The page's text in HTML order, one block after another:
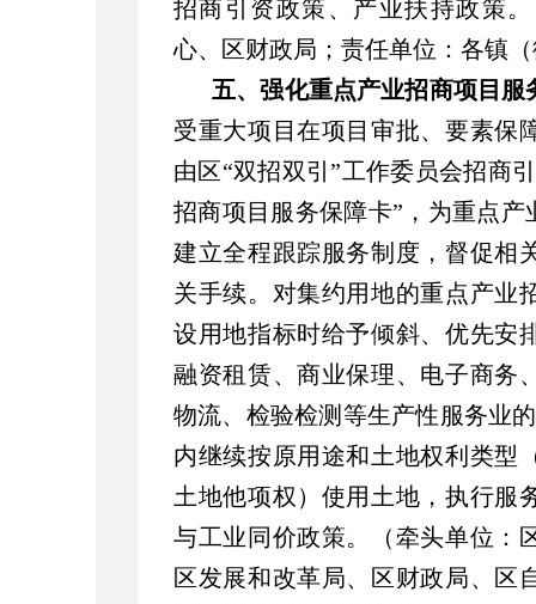
招商引资政策、产业扶持政策
心、区财政局；责任单位：各镇
五、强化重点产业招商项目服
受重大项目在项目审批、要素保
由区“双招双引”工作委员会招商
招商项目服务保障卡”，为重点产
建立全程跟踪服务制度，督促相
关手续。对集约用地的重点产业
设用地指标时给予倾斜、优先安
融资租赁、商业保理、电子商务
物流、检验检测等生产性服务业
内继续按原用途和土地权利类型
土地他项权）使用土地，执行服
与工业同价政策。（牵头单位：
区发展和改革局、区财政局、区